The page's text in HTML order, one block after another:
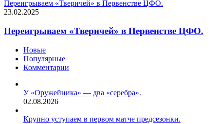
Переигрываем «Тверичей» в Первенстве ЦФО.
23.02.2025
Переигрываем «Тверичей» в Первенстве ЦФО.
Новые
Популярные
Комментарии
У «Оружейника» — два «серебра».
02.08.2026
Крупно уступаем в первом матче предсезонки.